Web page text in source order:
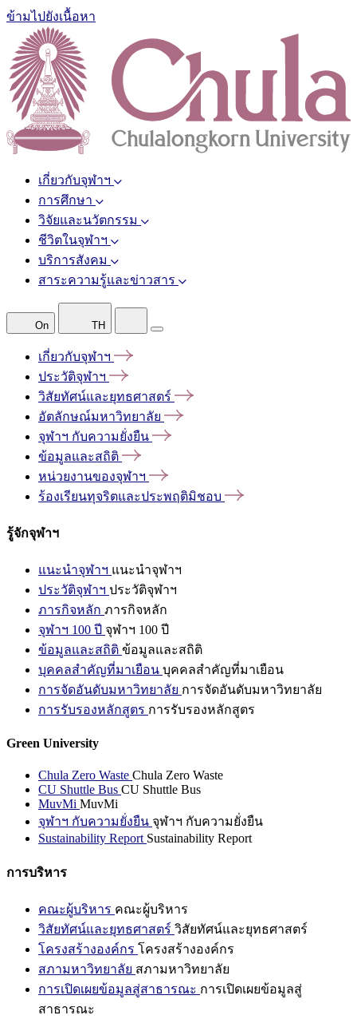
ข้ามไปยังเนื้อหา
เกี่ยวกับจุฬาฯ
การศึกษา
วิจัยและนวัตกรรม
ชีวิตในจุฬาฯ
บริการสังคม
สาระความรู้และข่าวสาร
On TH
เกี่ยวกับจุฬาฯ
ประวัติจุฬาฯ
วิสัยทัศน์และยุทธศาสตร์
อัตลักษณ์มหาวิทยาลัย
จุฬาฯ กับความยั่งยืน
ข้อมูลและสถิติ
หน่วยงานของจุฬาฯ
ร้องเรียนทุจริตและประพฤติมิชอบ
รู้จักจุฬาฯ
แนะนำจุฬาฯ แนะนำจุฬาฯ
ประวัติจุฬาฯ ประวัติจุฬาฯ
ภารกิจหลัก ภารกิจหลัก
จุฬาฯ 100 ปี จุฬาฯ 100 ปี
ข้อมูลและสถิติ ข้อมูลและสถิติ
บุคคลสำคัญที่มาเยือน บุคคลสำคัญที่มาเยือน
การจัดอันดับมหาวิทยาลัย การจัดอันดับมหาวิทยาลัย
การรับรองหลักสูตร การรับรองหลักสูตร
Green University
Chula Zero Waste Chula Zero Waste
CU Shuttle Bus CU Shuttle Bus
MuvMi MuvMi
จุฬาฯ กับความยั่งยืน จุฬาฯ กับความยั่งยืน
Sustainability Report Sustainability Report
การบริหาร
คณะผู้บริหาร คณะผู้บริหาร
วิสัยทัศน์และยุทธศาสตร์ วิสัยทัศน์และยุทธศาสตร์
โครงสร้างองค์กร โครงสร้างองค์กร
สภามหาวิทยาลัย สภามหาวิทยาลัย
การเปิดเผยข้อมูลสู่สาธารณะ การเปิดเผยข้อมูลสู่
สาธารณะ